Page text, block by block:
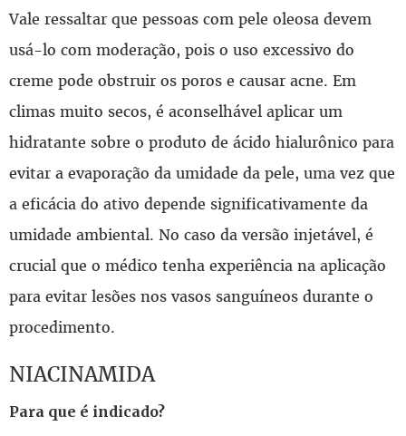
Vale ressaltar que pessoas com pele oleosa devem
usá-lo com moderação, pois o uso excessivo do
creme pode obstruir os poros e causar acne. Em
climas muito secos, é aconselhável aplicar um
hidratante sobre o produto de ácido hialurônico para
evitar a evaporação da umidade da pele, uma vez que
a eficácia do ativo depende significativamente da
umidade ambiental. No caso da versão injetável, é
crucial que o médico tenha experiência na aplicação
para evitar lesões nos vasos sanguíneos durante o
procedimento.
NIACINAMIDA
Para que é indicado?